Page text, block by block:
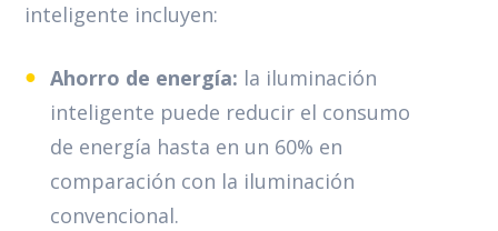
inteligente incluyen:
Ahorro de energía: la iluminación
inteligente puede reducir el consumo
de energía hasta en un 60% en
comparación con la iluminación
convencional.